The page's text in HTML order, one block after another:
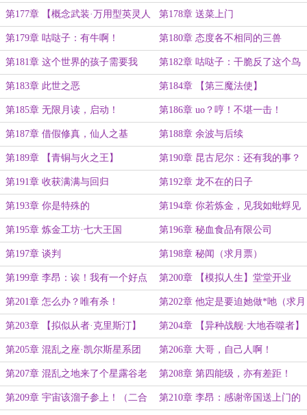
第177章 【概念武装·万用型英灵人
偶】
第178章 送菜上门
第179章 咕哒子：有牛啊！ 第180章 态度各不相同的三兽
第181章 这个世界的孩子需要我 第182章 咕哒子：干脆反了这个鸟
天！（29/48）
第183章 此世之恶 第184章 【第三魔法使】
第185章 无限月读，启动！ 第186章 uo？哼！不堪一击！
第187章 借假修真，仙人之基
（30/49）
第188章 余波与后续
第189章 【青铜与火之王】 第190章 昆古尼尔：还有我的事？
第191章 收获满满与回归 第192章 龙不在的日子
第193章 你是特殊的 第194章 你若炼金，见我如蚍蜉见
青天
第195章 炼金工坊·七大王国 第196章 秘血食品有限公司
第197章 谈判 第198章 秘闻（求月票）
第199章 李昂：诶！我有一个好点
子！（求月票）
第200章 【模拟人生】堂堂开业
第201章 怎么办？唯有杀！ 第202章 他定是要迫她做*吔（求月
票31/69）
第203章 【拟似从者·克里斯汀】 第204章 【异种战舰·大地吞噬者】
第205章 混乱之座·凯尔斯星系团 第206章 大哥，自己人啊！
第207章 混乱之地来了个星露谷老
农
第208章 第四能级，亦有差距！
（二合一）
第209章 宇宙该溜子参上！（二合 第210章 李昂：感谢帝国送上门的